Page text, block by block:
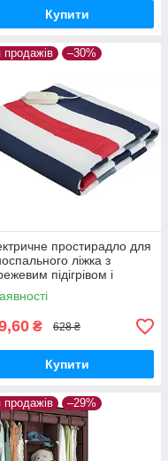
Купити
продажів –30%
простирадло для
ліжка з
підігрівом і
150×70 см
₴ 628 ₴
Купити
продажів –29%